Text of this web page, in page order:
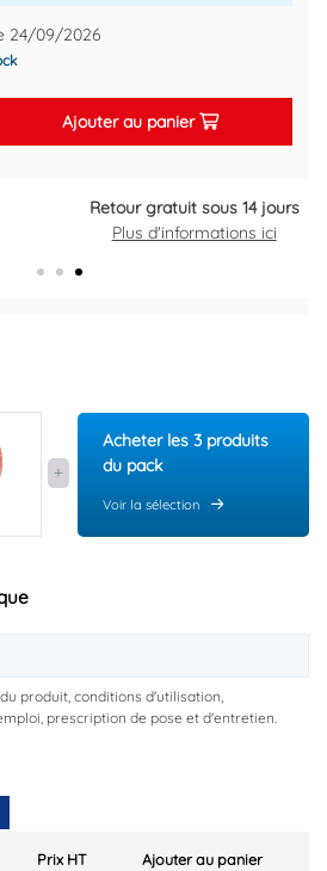
24/09/2026
Ajouter au panier
gratuit sous 14 jours
d'informations ici
Acheter les 3 produits
du pack
Voir la sélection
produit, conditions d'utilisation,
prescription de pose et d'entretien.
Prix HT Ajouter au panier